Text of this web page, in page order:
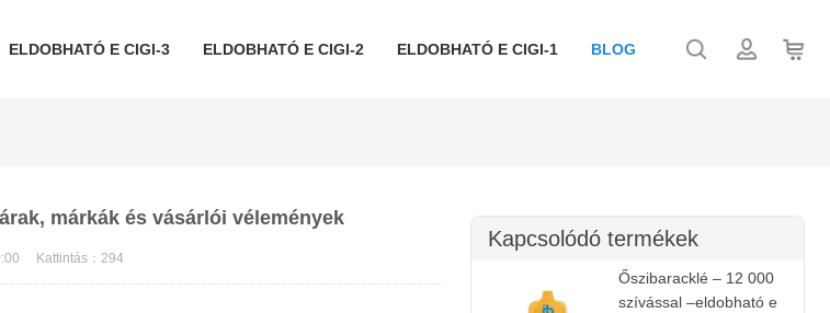
ELDOBHATÓ E CIGI-3 ELDOBHATÓ E CIGI-2 ELDOBHATÓ E CIGI-1 BLOG
márkák és vásárlói vélemények
Kattintás：294
Kapcsolódó termékek
Őszibaracklé – 12 000
szívással –eldobható e